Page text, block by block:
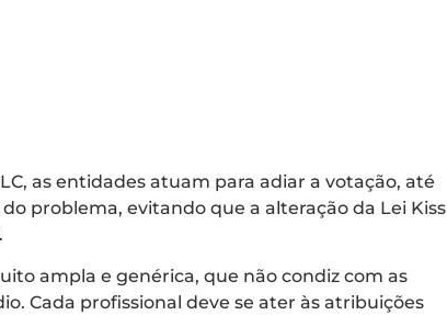
as entidades atuam para adiar a votação, até
problema, evitando que a alteração da Lei Kiss
ampla e genérica, que não condiz com as
Cada profissional deve se ater às atribuições